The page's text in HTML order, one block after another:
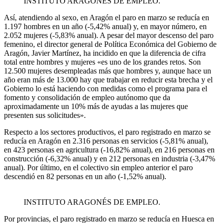
Así, atendiendo al sexo, en Aragón el paro en marzo se reducía en
1.197 hombres en un año (-5,42% anual) y, en mayor número, en
2.052 mujeres (-5,83% anual). A pesar del mayor descenso del paro
femenino, el director general de Política Económica del Gobierno de
Aragón, Javier Martínez, ha incidido en que la diferencia de cifra
total entre hombres y mujeres «es uno de los grandes retos. Son
12.500 mujeres desempleadas más que hombres y, aunque hace un
año eran más de 13.000 hay que trabajar en reducir esta brecha y el
Gobierno lo está haciendo con medidas como el programa para el
fomento y consolidación de empleo autónomo que da
aproximadamente un 10% más de ayudas a las mujeres que
presenten sus solicitudes».
Respecto a los sectores productivos, el paro registrado en marzo se
reducía en Aragón en 2.316 personas en servicios (-5,81% anual),
en 423 personas en agricultura (-16,82% anual), en 216 personas en
construcción (-6,32% anual) y en 212 personas en industria (-3,47%
anual). Por último, en el colectivo sin empleo anterior el paro
descendió en 82 personas en un año (-1,52% anual).
INSTITUTO ARAGONÉS DE EMPLEO.
Por provincias, el paro registrado en marzo se reducía en Huesca en